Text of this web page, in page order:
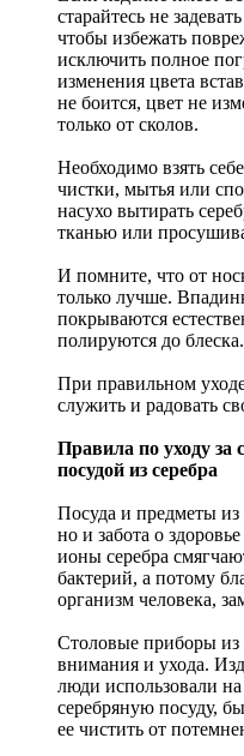
старайтесь не
чтобы избежать
исключить полное
изменения цвета
не боится, цвет не
только от сколов.
Необходимо взять
чистки, мытья или
насухо вытирать
тканью или
И помните, что от
только лучше.
покрываются
полируются до блеска.
При правильном
служить и радовать
Правила по уходу
посудой из серебра
Посуда и предметы из
но и забота о
ионы серебра
бактерий, а потому
организм человека,
Столовые приборы из
внимания и ухода.
люди использовали
серебряную посуду,
ее чистить от